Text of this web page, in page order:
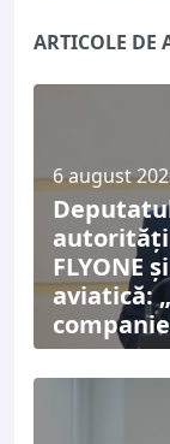
6 august
FLYONE
aviatică: